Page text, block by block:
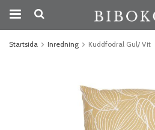
Startsida Inredning Kuddfodral Gul/ Vit